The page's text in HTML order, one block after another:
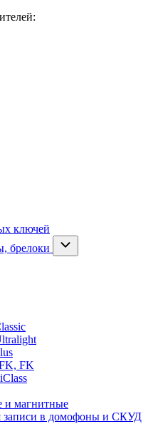
ключей
брелоки
FK
и магнитные
записи в домофоны и СКУД